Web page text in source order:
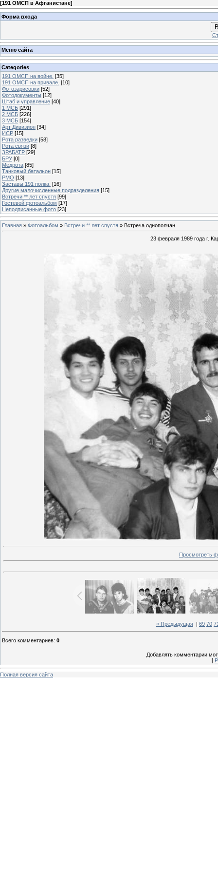
[191 ОМСП в Афганистане]
Форма входа
Меню сайта
Categories
191 ОМСП на войне. [35]
191 ОМСП на привале. [10]
Фотозарисовки [52]
Фотодокументы [12]
Штаб и управление [40]
1 МСБ [291]
2 МСБ [226]
3 МСБ [154]
Арт Дивизион [34]
ИСР [15]
Рота разведки [58]
Рота связи [8]
ЗРАБАТР [29]
БРУ [0]
Медрота [85]
Танковый батальон [15]
РМО [13]
Заставы 191 полка. [16]
Другие малочисленные подразделения [15]
Встречи ** лет спустя [99]
Гостевой фотоальбом [17]
Неподписанные фото [23]
Главная » Фотоальбом » Встречи ** лет спустя » Встреча однополчан
23 февраля 1989 года г.
Просмотреть
« Предыдущая 69 70
Всего комментариев: 0
Добавлять комментарии
[
Полная версия сайта